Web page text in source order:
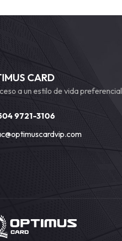
CARD
a un estilo de vida preferencial
9721-3106